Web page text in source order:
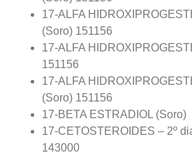
17-ALFA
(Soro) 151156
17-ALFA
151156
17-ALFA
(Soro) 151156
17-BETA ESTRADIOL (Soro)
17-CETOSTEROIDES – 2º
143000